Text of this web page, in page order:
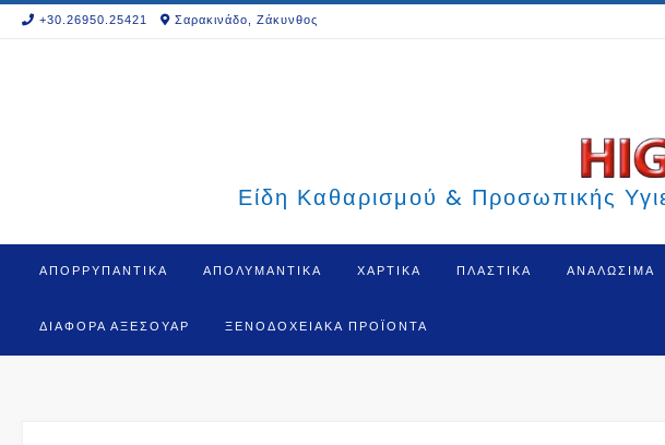
+30.26950.25421 Σαρακινάδο, Ζάκυνθος
Είδη Καθαρισμού & Προσωπικής
ΑΠΟΡΡΥΠΑΝΤΙΚΑ ΑΠΟΛΥΜΑΝΤΙΚΑ ΧΑΡΤΙΚΑ ΠΛΑΣΤΙΚΑ ΑΝΑΛΩΣΙΜΑ
ΔΙΆΦΟΡΑ ΑΞΕΣΟΥΆΡ ΞΕΝΟΔΟΧΕΙΑΚΆ ΠΡΟΪΌΝΤΑ